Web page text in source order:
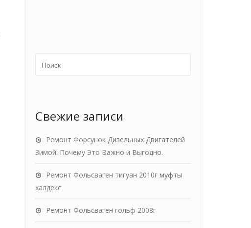
Свежие записи
Ремонт Форсунок Дизельных Двигателей
Зимой: Почему Это Важно и Выгодно.
Ремонт Фольсваген тигуан 2010г муфты
халдекс
Ремонт Фольсваген гольф 2008г